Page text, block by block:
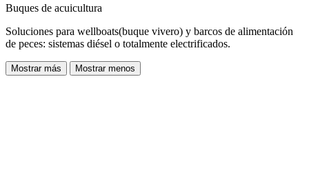
Buques de acuicultura
Soluciones para wellboats(buque vivero) y barcos de alimentación
de peces: sistemas diésel o totalmente electrificados.
Mostrar más Mostrar menos